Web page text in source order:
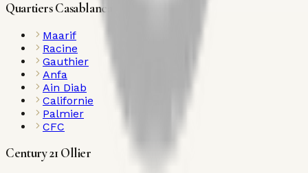
Quartiers Casablanca
Maarif
Racine
Gauthier
Anfa
Ain Diab
Californie
Palmier
CFC
Century 21 Ollier